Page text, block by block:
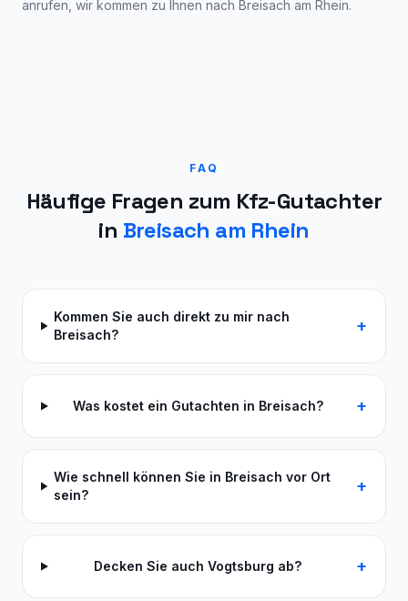
anrufen, wir kommen zu Ihnen nach Breisach am Rhein.
FAQ
Häufige Fragen zum Kfz-Gutachter
in Breisach am Rhein
Kommen Sie auch direkt zu mir nach
Breisach?
+
Was kostet ein Gutachten in Breisach? +
Wie schnell können Sie in Breisach vor Ort
sein?
+
Decken Sie auch Vogtsburg ab? +